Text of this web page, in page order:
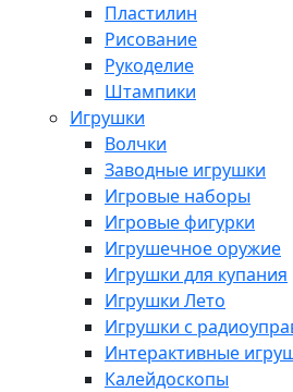
Пластилин
Рисование
Рукоделие
Штампики
Игрушки
Волчки
Заводные игрушки
Игровые наборы
Игровые фигурки
Игрушечное оружие
Игрушки для купания
Игрушки Лето
Игрушки с
Интерактивные
Калейдоскопы